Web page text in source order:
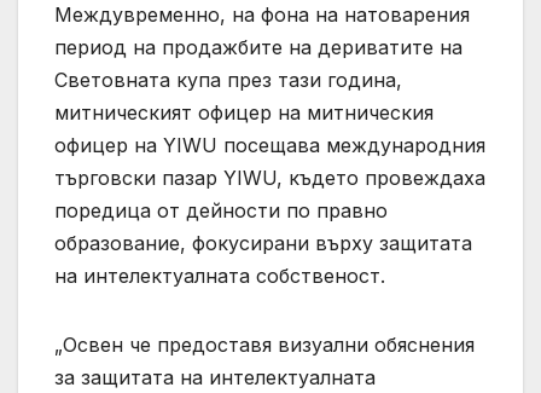
Междувременно, на фона на натоварения
период на продажбите на дериватите на
Световната купа през тази година,
митническият офицер на митническия
офицер на YIWU посещава международния
търговски пазар YIWU, където провеждаха
поредица от дейности по правно
образование, фокусирани върху защитата
на интелектуалната собственост.
„Освен че предоставя визуални обяснения
за защитата на интелектуалната